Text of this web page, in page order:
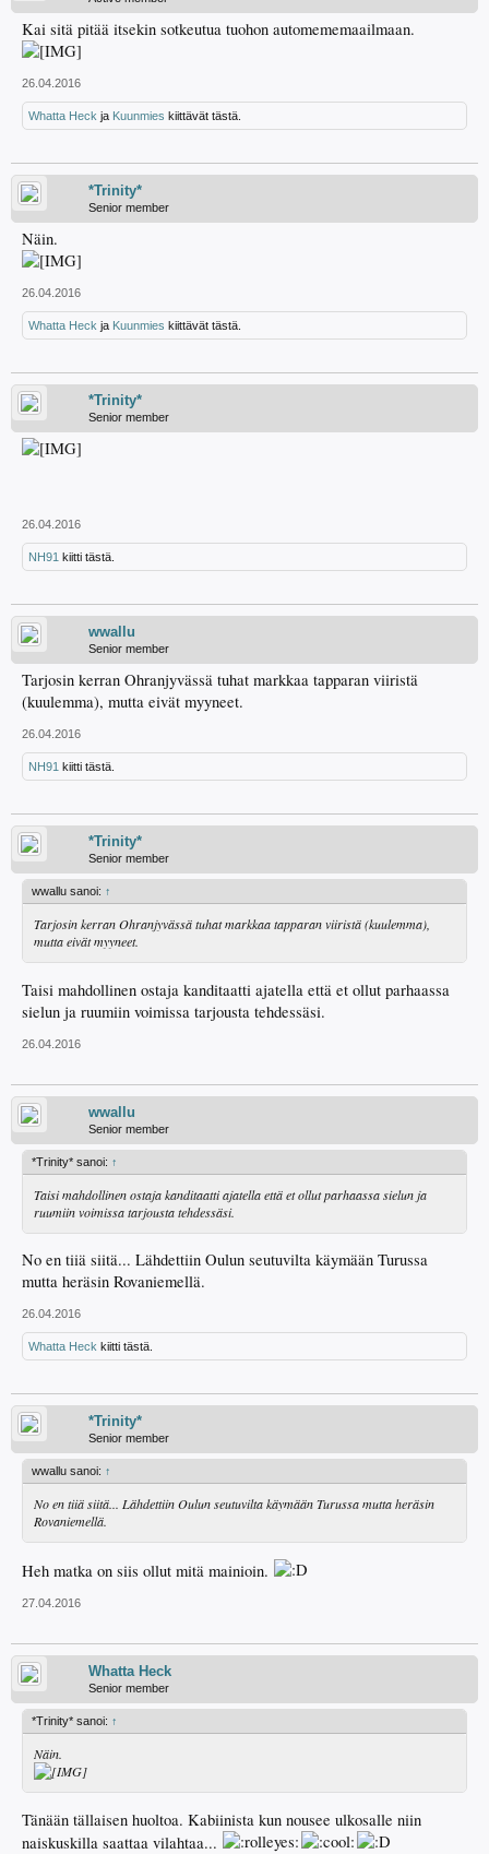
Kai sitä pitää itsekin sotkeutua tuohon automememaailmaan.
26.04.2016
Whatta Heck ja Kuunmies kiittävät tästä.
*Trinity*
Senior member
Näin.
26.04.2016
Whatta Heck ja Kuunmies kiittävät tästä.
*Trinity*
Senior member
26.04.2016
NH91 kiitti tästä.
wwallu
Senior member
Tarjosin kerran Ohranjyvässä tuhat markkaa tapparan viiristä
(kuulemma), mutta eivät myyneet.
26.04.2016
NH91 kiitti tästä.
*Trinity*
Senior member
wwallu sanoi: ↑
Tarjosin kerran Ohranjyvässä tuhat markkaa tapparan viiristä (kuulemma),
mutta eivät myyneet.
Taisi mahdollinen ostaja kanditaatti ajatella että et ollut parhaassa
sielun ja ruumiin voimissa tarjousta tehdessäsi.
26.04.2016
wwallu
Senior member
*Trinity* sanoi: ↑
Taisi mahdollinen ostaja kanditaatti ajatella että et ollut parhaassa sielun ja
ruumiin voimissa tarjousta tehdessäsi.
No en tiiä siitä... Lähdettiin Oulun seutuvilta käymään Turussa
mutta heräsin Rovaniemellä.
26.04.2016
Whatta Heck kiitti tästä.
*Trinity*
Senior member
wwallu sanoi: ↑
No en tiiä siitä... Lähdettiin Oulun seutuvilta käymään Turussa mutta heräsin
Rovaniemellä.
Heh matka on siis ollut mitä mainioin.
27.04.2016
Whatta Heck
Senior member
*Trinity* sanoi: ↑
Näin.
Tänään tällaisen huoltoa. Kabiinista kun nousee ulkosalle niin
naiskuskilla saattaa vilahtaa...